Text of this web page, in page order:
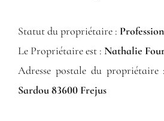
Statut du propriétaire :
Le Propriétaire est : Nathalie
Adresse postale du propriétaire :
Sardou 83600 Frejus